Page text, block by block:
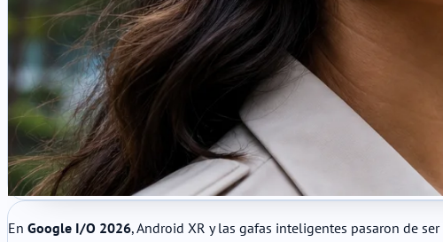
En Google I/O 2026, Android XR y las gafas inteligentes pasaron de